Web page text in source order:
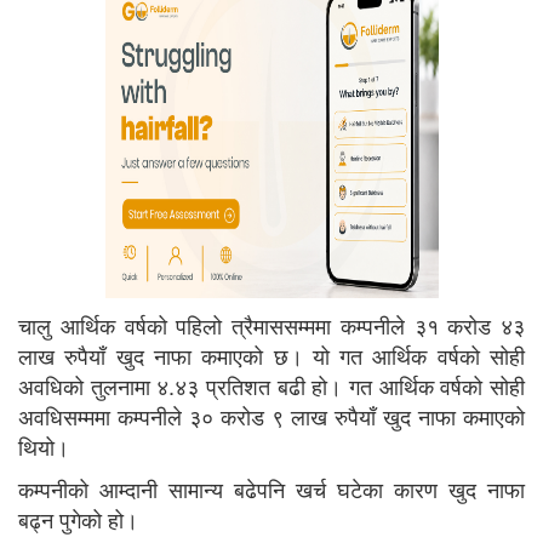
चालु आर्थिक वर्षको पहिलो त्रैमाससम्ममा कम्पनीले ३१ करोड ४३
लाख रुपैयाँ खुद नाफा कमाएको छ। यो गत आर्थिक वर्षको सोही
अवधिको तुलनामा ४.४३ प्रतिशत बढी हो। गत आर्थिक वर्षको सोही
अवधिसम्ममा कम्पनीले ३० करोड ९ लाख रुपैयाँ खुद नाफा कमाएको
थियो।
कम्पनीको आम्दानी सामान्य बढेपनि खर्च घटेका कारण खुद नाफा
बढ्न पुगेको हो।